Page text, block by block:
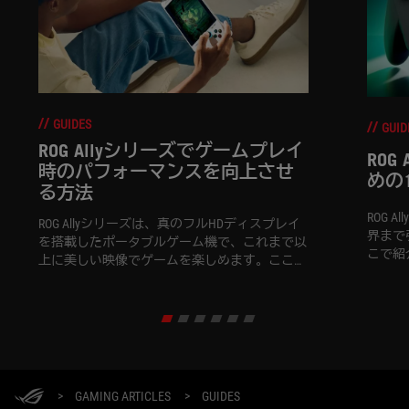
GUIDES
ROG Allyシリーズでゲームプレイ
時のパフォーマンスを向上させ
る方法
ROG Allyシリーズは、真のフルHDディスプレイ
を搭載したポータブルゲーム機で、これまで以
上に美しい映像でゲームを楽しめます。ここで
めの
ROG
界まで
こで
> GAMING ARTICLES > GUIDES